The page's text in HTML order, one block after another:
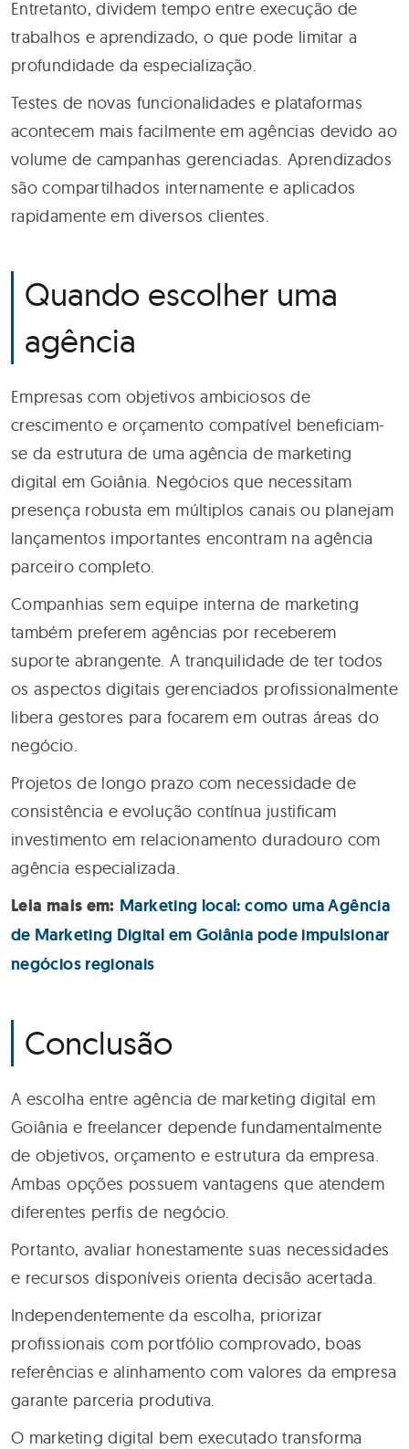
Entretanto, dividem tempo entre execução de
trabalhos e aprendizado, o que pode limitar a
profundidade da especialização.
Testes de novas funcionalidades e plataformas
acontecem mais facilmente em agências devido ao
volume de campanhas gerenciadas. Aprendizados
são compartilhados internamente e aplicados
rapidamente em diversos clientes.
Quando escolher uma
agência
Empresas com objetivos ambiciosos de
crescimento e orçamento compatível beneficiam-
se da estrutura de uma agência de marketing
digital em Goiânia. Negócios que necessitam
presença robusta em múltiplos canais ou planejam
lançamentos importantes encontram na agência
parceiro completo.
Companhias sem equipe interna de marketing
também preferem agências por receberem
suporte abrangente. A tranquilidade de ter todos
os aspectos digitais gerenciados profissionalmente
libera gestores para focarem em outras áreas do
negócio.
Projetos de longo prazo com necessidade de
consistência e evolução contínua justificam
investimento em relacionamento duradouro com
agência especializada.
Leia mais em: Marketing local: como uma Agência
de Marketing Digital em Goiânia pode impulsionar
negócios regionais
Conclusão
A escolha entre agência de marketing digital em
Goiânia e freelancer depende fundamentalmente
de objetivos, orçamento e estrutura da empresa.
Ambas opções possuem vantagens que atendem
diferentes perfis de negócio.
Portanto, avaliar honestamente suas necessidades
e recursos disponíveis orienta decisão acertada.
Independentemente da escolha, priorizar
profissionais com portfólio comprovado, boas
referências e alinhamento com valores da empresa
garante parceria produtiva.
O marketing digital bem executado transforma